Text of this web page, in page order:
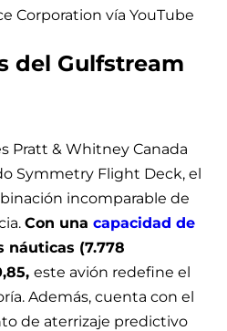
Corporation vía YouTube
del Gulfstream
Pratt & Whitney Canada
Symmetry Flight Deck, el
incomparable de
Con una capacidad de
náuticas (7.778
este avión redefine el
Además, cuenta con el
de aterrizaje predictivo